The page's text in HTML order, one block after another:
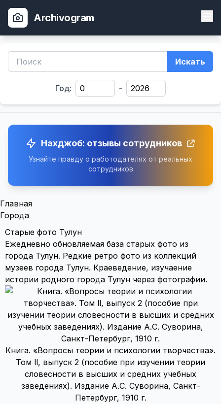
Archivogram
Искать
Год: -
Нахджоб: отзывы сотрудников
Узнайте правду о работодателях от реальных
сотрудников
Главная
Города
Старые фото Тулун
Ежедневно обновляемая база старых фото из
города Тулун. Редкие ретро фото из коллекций
музеев города Тулун. Краеведение, изучаение
истории родного города Тулун через фотографии.
Книга. «Вопросы теории и психологии творчества».
Том ll, выпуск 2 (пособие при изучении теории
словесности в высших и средних учебных
заведениях). Издание А.С. Суворина, Санкт-
Петербург, 1910 г.